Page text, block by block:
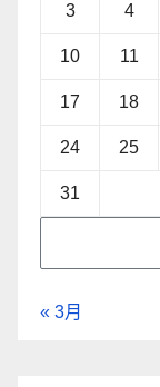
3 4
10 11
17 18
24 25
31
« 3月